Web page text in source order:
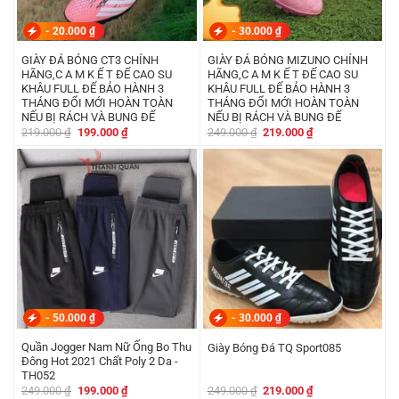
- 20.000 ₫
GIÀY ĐÁ BÓNG CT3 CHÍNH
HÃNG,C A M K Ế T ĐẾ CAO SU
KHÂU FULL ĐẾ BẢO HÀNH 3
THÁNG ĐỔI MỚI HOÀN TOÀN
NẾU BỊ RÁCH VÀ BUNG ĐẾ
219.000₫ Giá
là:
219.000 ₫.
199.000 ₫Giá
hiện
tại
là:
199.000 ₫.
- 30.000 ₫
GIÀY ĐÁ BÓNG MIZUNO CHÍNH
HÃNG,C A M K Ế T ĐẾ CAO SU
KHÂU FULL ĐẾ BẢO HÀNH 3
THÁNG ĐỔI MỚI HOÀN TOÀN
NẾU BỊ RÁCH VÀ BUNG ĐẾ
249.000₫ Giá
là:
219.000₫Giá
tại
là:
219.000 ₫.
- 50.000 ₫
Quần Jogger Nam Nữ Ống Bo Thu
Đông Hot 2021 Chất Poly 2 Da -
TH052
249.000₫ Giá
199.000 ₫Giá
- 30.000 ₫
Giày Bóng Đá TQ Sport085
249.000₫ Giá
219.000₫Giá